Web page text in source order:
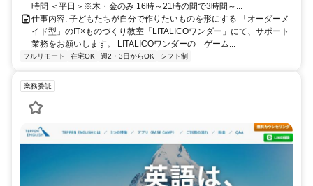
時間 ＜平日＞※木・金のみ 16時～21時の間で3時間～...
仕事内容: 子どもたちが自分で作りたいものを形にする 「オーダーメ
イド型」のIT×ものづくり教室「LITALICOワンダー」にて、サポート
業務をお願いします。 LITALICOワンダーの「ゲーム...
フルリモート 在宅OK 週2・3日からOK シフト制
業務委託